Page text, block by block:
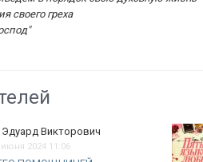
своего греха
Яна
28 мая 2024 18:02